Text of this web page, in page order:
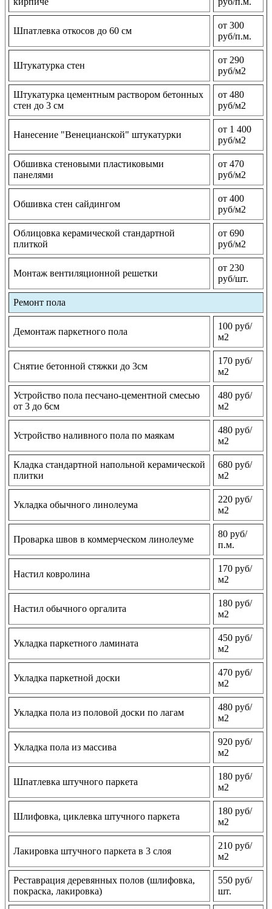
Шпатлевка откосов до 60 см
от 300
руб/п.м.
Штукатурка стен
от 290
руб/м2
Штукатурка цементным раствором бетонных
стен до 3 см
от 480
руб/м2
Нанесение "Венецианской" штукатурки
от 1 400
руб/м2
Обшивка стеновыми пластиковыми
панелями
от 470
руб/м2
Обшивка стен сайдингом
от 400
руб/м2
Облицовка керамической стандартной
плиткой
от 690
руб/м2
Монтаж вентиляционной решетки
от 230
руб/шт.
Ремонт пола
Демонтаж паркетного пола
100 руб/
м2
Снятие бетонной стяжки до 3см
170 руб/
м2
Устройство пола песчано-цементной смесью
от 3 до 6см
480 руб/
м2
Устройство наливного пола по маякам
480 руб/
м2
Кладка стандартной напольной керамической
плитки
680 руб/
м2
Укладка обычного линолеума
220 руб/
м2
Проварка швов в коммерческом линолеуме
80 руб/
п.м.
Настил ковролина
170 руб/
м2
Настил обычного оргалита
180 руб/
м2
Укладка паркетного ламината
450 руб/
м2
Укладка паркетной доски
470 руб/
м2
Укладка пола из половой доски по лагам
480 руб/
м2
Укладка пола из массива
920 руб/
м2
Шпатлевка штучного паркета
180 руб/
м2
Шлифовка, циклевка штучного паркета
180 руб/
м2
Лакировка штучного паркета в 3 слоя
210 руб/
м2
Реставрация деревянных полов (шлифовка,
покраска, лакировка)
550 руб/
шт.